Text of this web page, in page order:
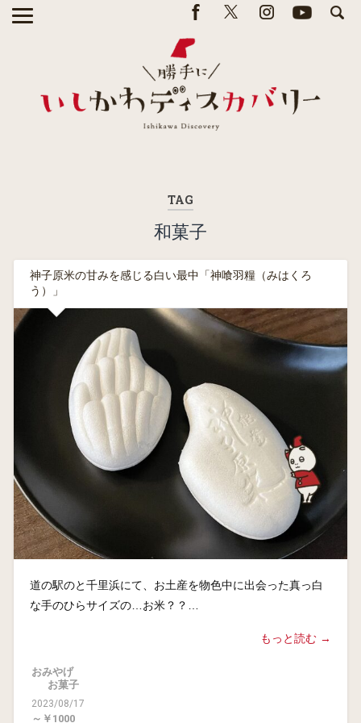
TAG
和菓子
神子原米の甘みを感じる白い最中「神喰羽糧（みはくろ
う）」
道の駅のと千里浜にて、お土産を物色中に出会った真っ白
な手のひらサイズの…お米？？…
もっと読む →
おみやげ
お菓子
2023/08/17
～￥1000